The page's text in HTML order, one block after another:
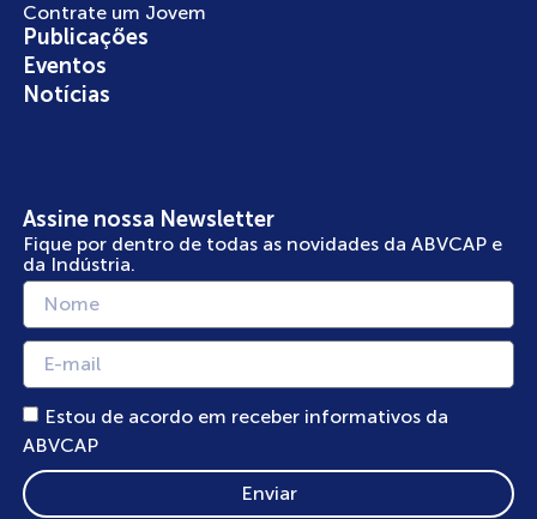
Contrate um Jovem
Publicações
Eventos
Notícias
Assine nossa Newsletter
Fique por dentro de todas as novidades da ABVCAP e
da Indústria.
Estou de acordo em receber informativos da
ABVCAP
Enviar